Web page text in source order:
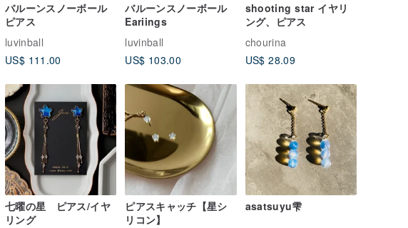
バルーンスノーボール
ピアス
luvinball
US$ 111.00
バルーンスノーボール
Eariings
luvinball
US$ 103.00
shooting star イヤリ
ング、ピアス
chourina
US$ 28.09
七曜の星 ピアス/イヤ
リング
ピアスキャッチ【星シ
リコン】
asatsuyu雫